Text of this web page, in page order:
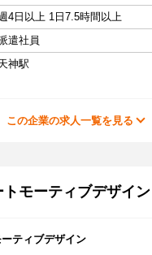
4日以上 1日7.5時間以上
遣社員
神駅
この企業の求人一覧を見る
モーティブデザイン
ティブデザイン